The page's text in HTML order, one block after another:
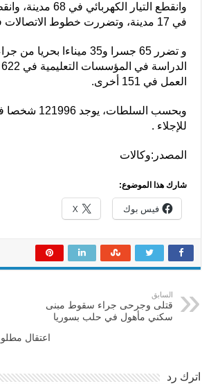
وانقطع التيار
في 17 مدينة، وتضررت خطوط الاتصالات في 14 مدينة أخرى.
و تضرر 65 جسرا و35 ميناءا
العمل في 151 أخرى.
للإجلاء .
المصدر:وكالات
شارك هذا الموضوع:
فيس بوك X
السابق
قتلى وجرحى جراء سقوط مبنى
سكني مأهول في حلب بسوريا
اعتقال
اترك رد